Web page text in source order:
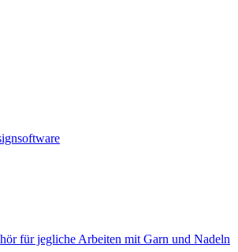
für jegliche Arbeiten mit Garn und Nadeln